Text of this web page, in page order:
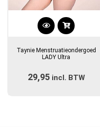
Dit
heeft
variaties.
Taynie Menstruatieondergoed
LADY Ultra
29,95 incl. BTW